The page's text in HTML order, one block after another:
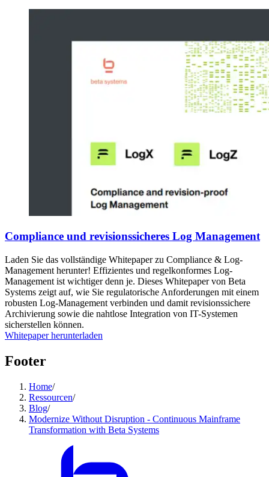
Compliance und revisionssicheres Log Management
Laden Sie das vollständige Whitepaper zu Compliance & Log-
Management herunter! Effizientes und regelkonformes Log-
Management ist wichtiger denn je. Dieses Whitepaper von Beta
Systems zeigt auf, wie Sie regulatorische Anforderungen mit einem
robusten Log-Management verbinden und damit revisionssichere
Archivierung sowie die nahtlose Integration von IT-Systemen
sicherstellen können.
Whitepaper herunterladen
Footer
Home/
Ressourcen/
Blog/
Modernize Without Disruption - Continuous Mainframe
Transformation with Beta Systems